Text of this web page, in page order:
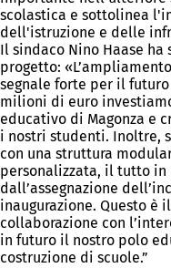
scolastica e sottolinea
dell'istruzione e delle
Il sindaco Nino Haase
progetto:
segnale forte per il
milioni di euro
educativo di Magonza e
i nostri studenti. Inoltre,
con una struttura
personalizzata, il tutto in
dall’assegnazione
inaugurazione. Questo è
collaborazione con
in futuro il nostro polo
costruzione di scuole.”